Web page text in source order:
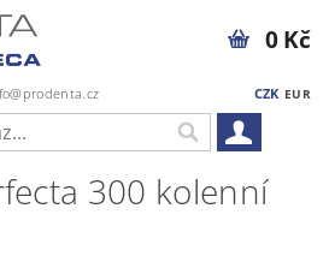
CZK EUR
0 Kč
300 kolenní